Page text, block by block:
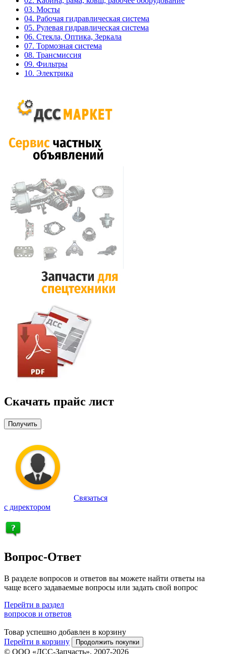
03. Мосты
04. Рабочая гидравлическая система
05. Рулевая гидравлическая система
06. Стекла, Оптика, Зеркала
07. Тормозная система
08. Трансмиссия
09. Фильтры
10. Электрика
Скачать прайс лист
Получить
Связаться
с директором
Вопрос-Ответ
В разделе вопросов и ответов вы можете найти ответы на
чаще всего задаваемые вопросы или задать свой вопрос
Перейти в раздел
вопросов и ответов
Товар успешно добавлен в корзину
Перейти в корзину
Продолжить покупки
© ООО «ДСС-Запчасть», 2007-2026